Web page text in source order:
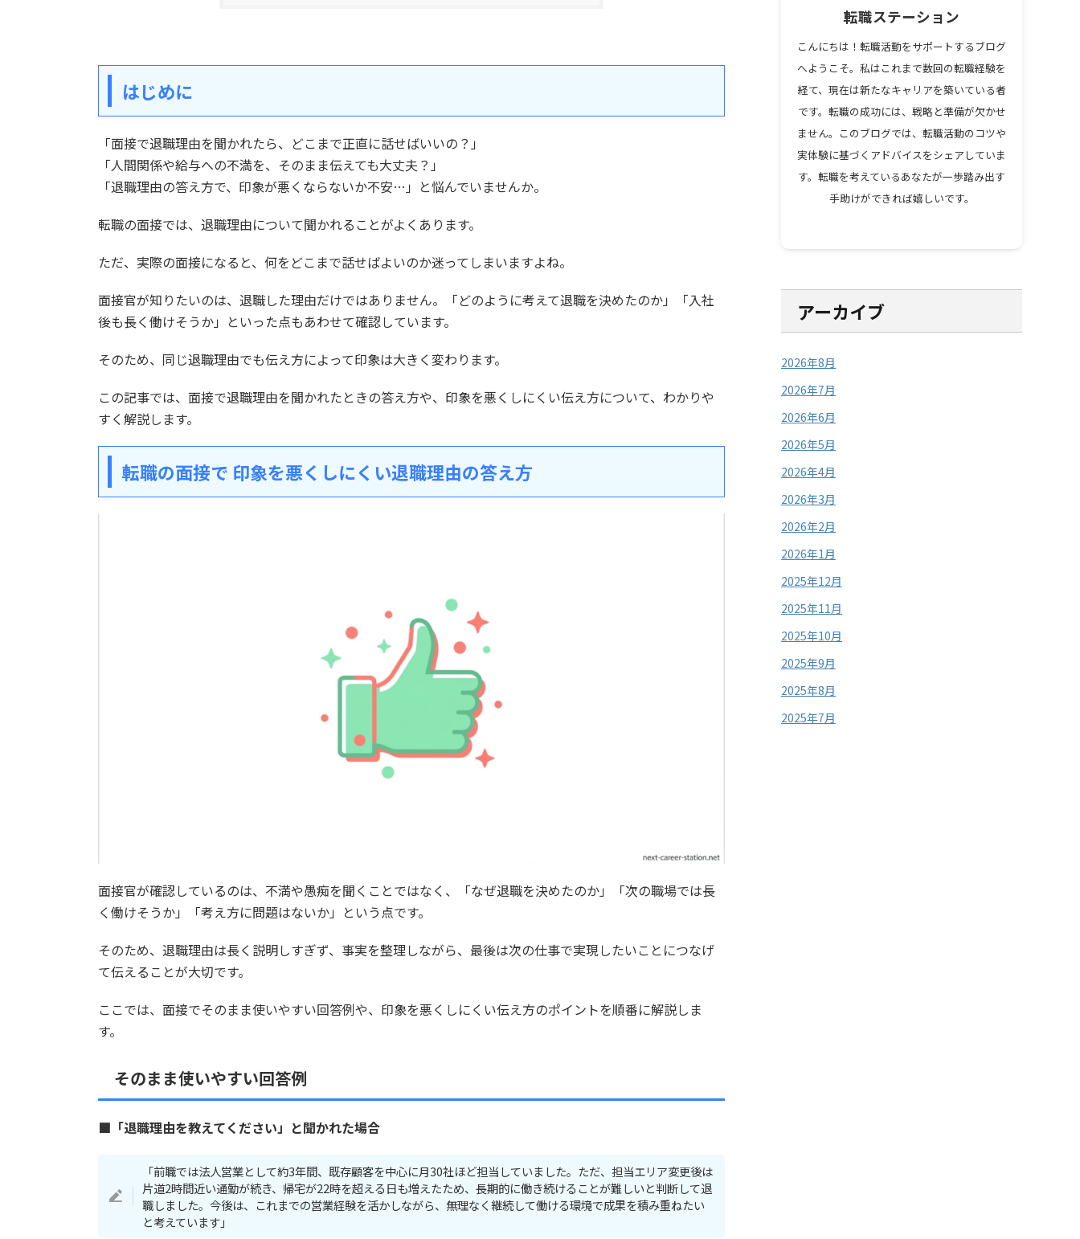
はじめに
「面接で退職理由を聞かれたら、どこまで正直に話せばいいの？」
「人間関係や給与への不満を、そのまま伝えても大丈夫？」
「退職理由の答え方で、印象が悪くならないか不安…」と悩んでいませんか。
転職の面接では、退職理由について聞かれることがよくあります。
ただ、実際の面接になると、何をどこまで話せばよいのか迷ってしまいますよね。
面接官が知りたいのは、退職した理由だけではありません。「どのように考えて退職を決めたのか」「入社
後も長く働けそうか」といった点もあわせて確認しています。
そのため、同じ退職理由でも伝え方によって印象は大きく変わります。
この記事では、面接で退職理由を聞かれたときの答え方や、印象を悪くしにくい伝え方について、わかりや
すく解説します。
転職の面接で 印象を悪くしにくい退職理由の答え方
面接官が確認しているのは、不満や愚痴を聞くことではなく、「なぜ退職を決めたのか」「次の職場では長
く働けそうか」「考え方に問題はないか」という点です。
そのため、退職理由は長く説明しすぎず、事実を整理しながら、最後は次の仕事で実現したいことにつなげ
て伝えることが大切です。
ここでは、面接でそのまま使いやすい回答例や、印象を悪くしにくい伝え方のポイントを順番に解説しま
す。
そのまま使いやすい回答例
■「退職理由を教えてください」と聞かれた場合
「前職では法人営業として約3年間、既存顧客を中心に月30社ほど担当していました。ただ、担当エリア変更後は
片道2時間近い通勤が続き、帰宅が22時を超える日も増えたため、長期的に働き続けることが難しいと判断して退
職しました。今後は、これまでの営業経験を活かしながら、無理なく継続して働ける環境で成果を積み重ねたい
と考えています」
転職ステーション
こんにちは！転職活動をサポートするブログ
へようこそ。私はこれまで数回の転職経験を
経て、現在は新たなキャリアを築いている者
です。転職の成功には、戦略と準備が欠かせ
ません。このブログでは、転職活動のコツや
実体験に基づくアドバイスをシェアしていま
す。転職を考えているあなたが一歩踏み出す
手助けができれば嬉しいです。
アーカイブ
2026年8月
2026年7月
2026年6月
2026年5月
2026年4月
2026年3月
2026年2月
2026年1月
2025年12月
2025年11月
2025年10月
2025年9月
2025年8月
2025年7月